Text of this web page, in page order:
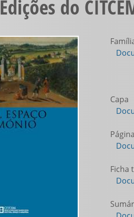
Edições do
Capa
Ficha